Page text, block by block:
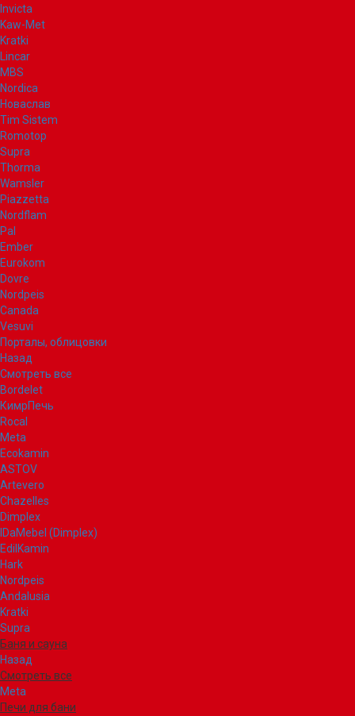
Invicta
Kaw-Met
Kratki
Lincar
MBS
Nordica
Новаслав
Tim Sistem
Romotop
Supra
Thorma
Wamsler
Piazzetta
Nordflam
Pal
Ember
Eurokom
Dovre
Nordpeis
Canada
Vesuvi
Порталы, облицовки
Назад
Смотреть все
Bordelet
КимрПечь
Rocal
Meta
Ecokamin
ASTOV
Artevero
Chazelles
Dimplex
IDaMebel (Dimplex)
EdilKamin
Hark
Nordpeis
Andalusia
Kratki
Supra
Баня и сауна
Назад
Смотреть все
Meta
Печи для бани